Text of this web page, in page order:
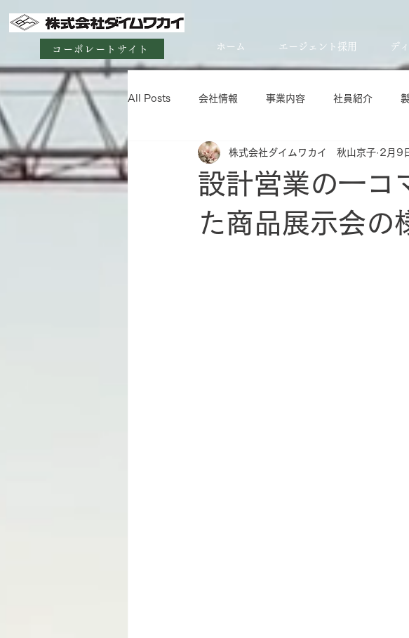
コーポレートサイト ホーム エージェント採用 デ
All Posts 会社情報 事業内容 社員紹介
設計営業の一コ
た商品展示会の
株式会社ダイムワカイ 秋山京子 2月9